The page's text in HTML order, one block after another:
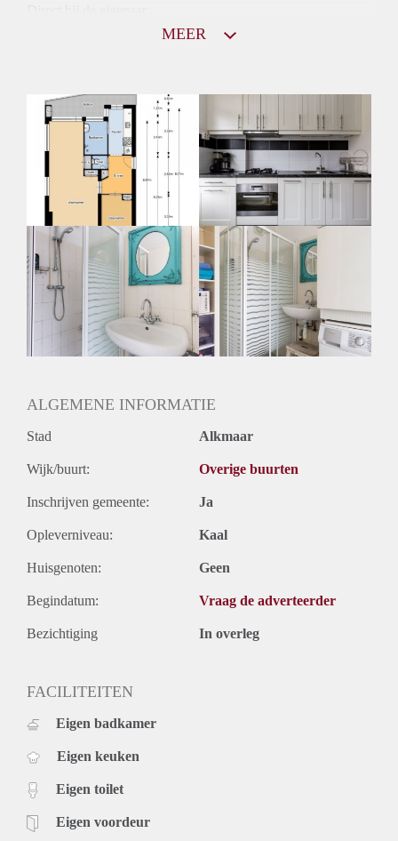
Huurtoeslag
Niet mogelijk
Inkomen eis
2,9 X Maandhuur Bruto
Onbepaalde termijn
Oplevering
Kaal
MEER
ALGEMENE INFORMATIE
Stad Alkmaar
Wijk/buurt: Overige buurten
Inschrijven gemeente: Ja
Opleverniveau: Kaal
Huisgenoten: Geen
Begindatum: Vraag de adverteerder
Bezichtiging In overleg
FACILITEITEN
Eigen badkamer
Eigen keuken
Eigen toilet
Eigen voordeur